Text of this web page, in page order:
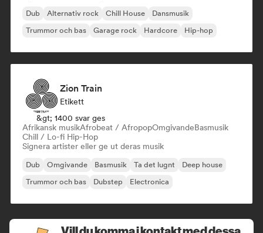
Dub Alternativ rock Chill House
Dansmusik
Trummor och bas
Garage rock Hardcore Hip-hop
Zion Train
Etikett
&gt; 1400 svar ges
Afrikansk musikAfrobeat / AfropopOmgivandeBasmusik
Chill / Lo-fi Hip-Hop
Signera artister eller ge ut deras musik
Dub Omgivande Basmusik Ta det lugnt
Deep house
Trummor och bas
Dubstep Electronica